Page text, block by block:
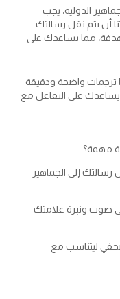
ودقيقة
مع
علامتك
مع
يجب
على